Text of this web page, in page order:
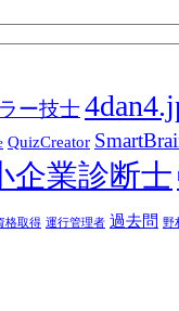
ー技士
QuizCreator
企業診断士
格取得 運行管理者 過去問 野